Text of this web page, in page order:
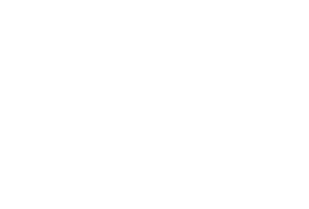
Evento Santa Catarina
Empresa Rio Grande do Sul